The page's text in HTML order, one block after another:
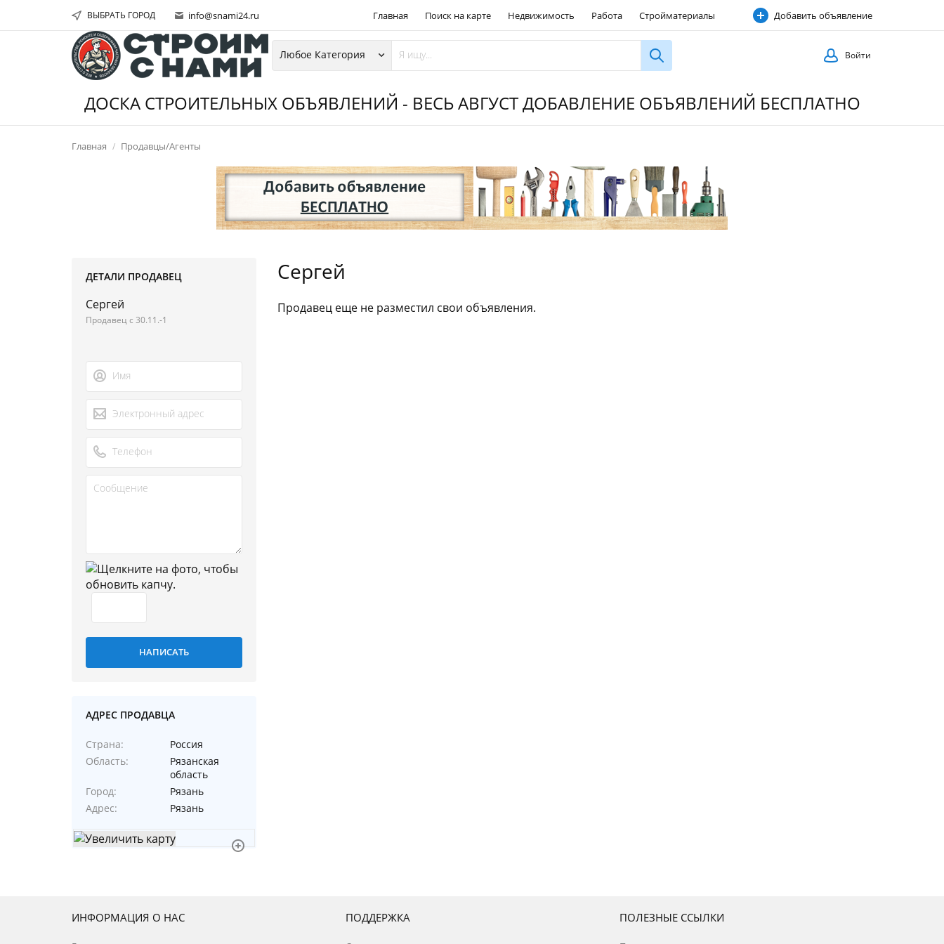
ВЫБРАТЬ ГОРОД info@snami24.ru Главная Поиск на карте Недвижимость Работа Стройматериалы
Строительные услуги
Добавить объявление
Войти
ДОСКА СТРОИТЕЛЬНЫХ ОБЪЯВЛЕНИЙ - ВЕСЬ АВГУСТ ДОБАВЛЕНИЕ ОБЪЯВЛЕНИЙ БЕСПЛАТНО
Главная Продавцы/Агенты
ДЕТАЛИ ПРОДАВЕЦ
Сергей
Продавец с 30.11.-1
АДРЕС ПРОДАВЦА
Страна
Россия
Область
Рязанская
область
Город
Рязань
Адрес
Рязань
Сергей
Продавец еще не разместил свои объявления.
ИНФОРМАЦИЯ О НАС ПОДДЕРЖКА ПОЛЕЗНЫЕ ССЫЛКИ